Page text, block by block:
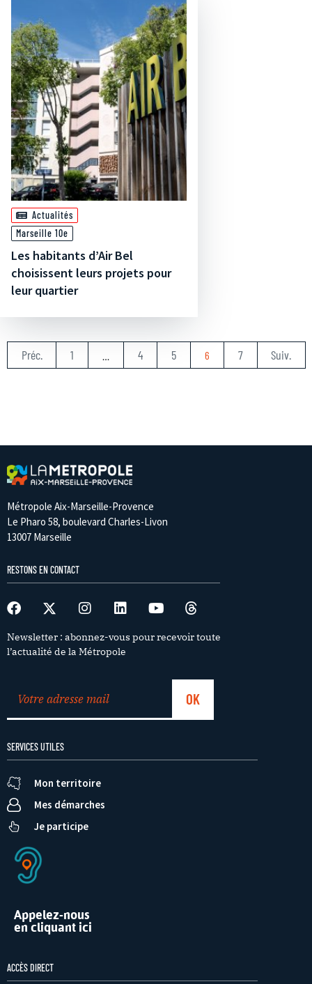
Actualités
Marseille 10e
Les habitants d’Air Bel
choisissent leurs projets pour
leur quartier
Préc. 1 4 5 6 7 Suiv.
Métropole Aix-Marseille-Provence
Le Pharo 58, boulevard Charles-Livon
13007 Marseille
RESTONS EN CONTACT
Newsletter : abonnez-vous pour recevoir toute
l’actualité de la Métropole
SERVICES UTILES
Mon territoire
Mes démarches
Je participe
Appelez-nous
en cliquant ici
ACCÈS DIRECT